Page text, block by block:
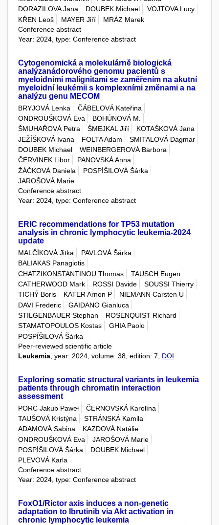
DORAZILOVA Jana
DOUBEK Michael
VOJTOVA Lucy
KŘEN Leoš
MAYER Jiří
MRÁZ Marek
Conference abstract
Year: 2024, type: Conference abstract
Cytogenomická a molekulárně biologická
analýzanádorového genomu pacientů s
myeloidními malignitami se zaměřením na akutní
myeloidní leukémii s komplexními změnami a na
analýzu genu MECOM
BRYJOVÁ Lenka
ČÁBELOVÁ Kateřina
ONDROUŠKOVÁ Eva
BOHÚNOVÁ M.
ŠMUHAŘOVÁ Petra
ŠMEJKAL Jiří
KOTAŠKOVÁ Jana
JEŽÍŠKOVÁ Ivana
FOLTA Adam
SMITALOVÁ Dagmar
DOUBEK Michael
WEINBERGEROVÁ Barbora
ČERVINEK Libor
PANOVSKÁ Anna
ŽÁČKOVÁ Daniela
POSPÍŠILOVÁ Šárka
JAROŠOVÁ Marie
Conference abstract
Year: 2024, type: Conference abstract
ERIC recommendations for TP53 mutation
analysis in chronic lymphocytic leukemia-2024
update
MALČÍKOVÁ Jitka
PAVLOVÁ Šárka
BALIAKAS Panagiotis
CHATZIKONSTANTINOU Thomas
TAUSCH Eugen
CATHERWOOD Mark
ROSSI Davide
SOUSSI Thierry
TICHÝ Boris
KATER Arnon P
NIEMANN Carsten U
DAVI Frederic
GAIDANO Gianluca
STILGENBAUER Stephan
ROSENQUIST Richard
STAMATOPOULOS Kostas
GHIA Paolo
POSPÍŠILOVÁ Šárka
Peer-reviewed scientific article
Leukemia , year: 2024, volume: 38, edition: 7, DOI
Exploring somatic structural variants in leukemia
patients through chromatin interaction
assessment
PORC Jakub Paweł
ČERNOVSKÁ Karolína
TAUŠOVÁ Kristýna
STRÁNSKÁ Kamila
ADAMOVÁ Sabina
KAZDOVÁ Natálie
ONDROUŠKOVÁ Eva
JAROŠOVÁ Marie
POSPÍŠILOVÁ Šárka
DOUBEK Michael
PLEVOVÁ Karla
Conference abstract
Year: 2024, type: Conference abstract
FoxO1/Rictor axis induces a non-genetic
adaptation to Ibrutinib via Akt activation in
chronic lymphocytic leukemia